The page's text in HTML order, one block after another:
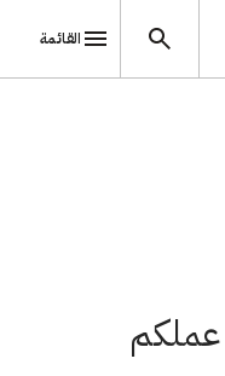
القائمة
عملكم